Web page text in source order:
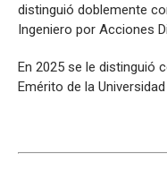
distinguió doblemente
Ingeniero por Acciones
En 2025 se le distinguió
Emérito de la Universidad